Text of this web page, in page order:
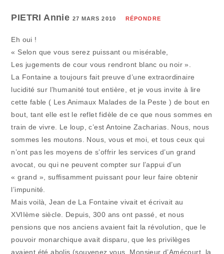
PIETRI Annie 27 MARS 2010 RÉPONDRE
Eh oui !
« Selon que vous serez puissant ou misérable,
Les jugements de cour vous rendront blanc ou noir ».
La Fontaine a toujours fait preuve d’une extraordinaire
lucidité sur l’humanité tout entière, et je vous invite à lire
cette fable ( Les Animaux Malades de la Peste ) de bout en
bout, tant elle est le reflet fidèle de ce que nous sommes en
train de vivre. Le loup, c’est Antoine Zacharias. Nous, nous
sommes les moutons. Nous, vous et moi, et tous ceux qui
n’ont pas les moyens de s’offrir les services d’un grand
avocat, ou qui ne peuvent compter sur l’appui d’un
« grand », suffisamment puissant pour leur faire obtenir
l’impunité.
Mais voilà, Jean de La Fontaine vivait et écrivait au
XVIIème siècle. Depuis, 300 ans ont passé, et nous
pensions que nos anciens avaient fait la révolution, que le
pouvoir monarchique avait disparu, que les privilèges
avaient été abolis (souvenez vous, Monsieur d’Amécourt, la